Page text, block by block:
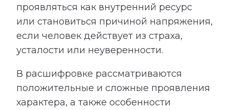
проявляться как внутренний ресурс
или становиться причиной напряжения,
если человек действует из страха,
усталости или неуверенности.
В расшифровке рассматриваются
положительные и сложные проявления
характера, а также особенности